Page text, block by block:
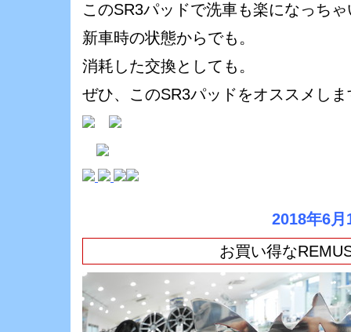
このSR3パッドで洗車も楽になっち
新車時の状態からでも。
消耗した交換としても。
ぜひ、このSR3パッドをオススメし
2018年6月
お買い得な